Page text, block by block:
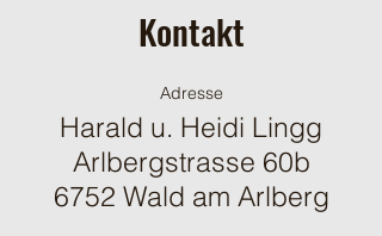
Kontakt
Adresse
Harald u. Heidi Lingg
Arlbergstrasse 60b
6752 Wald am Arlberg